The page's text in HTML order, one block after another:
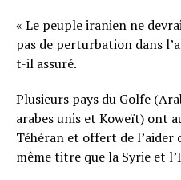
« Le peuple iranien ne
pas de perturbation dans
t-il assuré.
Plusieurs pays du Golfe
arabes unis et Koweït) ont
Téhéran et offert de l’aider
même titre que la Syrie et